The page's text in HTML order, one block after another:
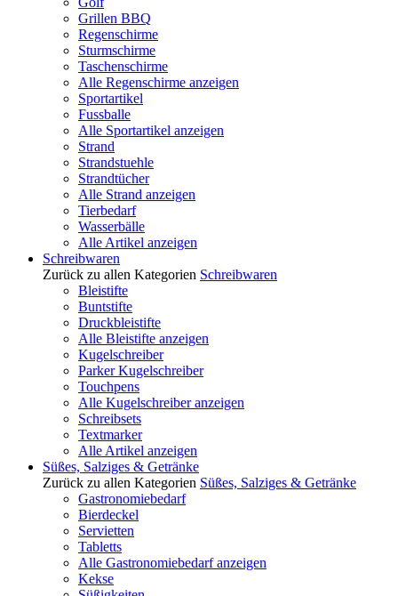
Grillen BBQ
Regenschirme
Sturmschirme
Taschenschirme
Alle Regenschirme anzeigen
Sportartikel
Fussballe
Alle Sportartikel anzeigen
Strand
Strandstuehle
Strandtücher
Alle Strand anzeigen
Tierbedarf
Wasserbälle
Alle Artikel anzeigen
Schreibwaren
Zurück zu allen Kategorien Schreibwaren
Bleistifte
Buntstifte
Druckbleistifte
Alle Bleistifte anzeigen
Kugelschreiber
Parker Kugelschreiber
Touchpens
Alle Kugelschreiber anzeigen
Schreibsets
Textmarker
Alle Artikel anzeigen
Süßes, Salziges & Getränke
Zurück zu allen Kategorien Süßes, Salziges & Getränke
Gastronomiebedarf
Bierdeckel
Servietten
Tabletts
Alle Gastronomiebedarf anzeigen
Kekse